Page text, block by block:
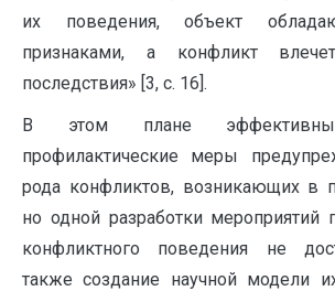
их поведения, объект
признаками, а конфликт
последствия» [3, с. 16].
В этом плане
профилактические меры
рода конфликтов, возникающих в
но одной разработки мероприятий
конфликтного поведения не
также создание научной модели